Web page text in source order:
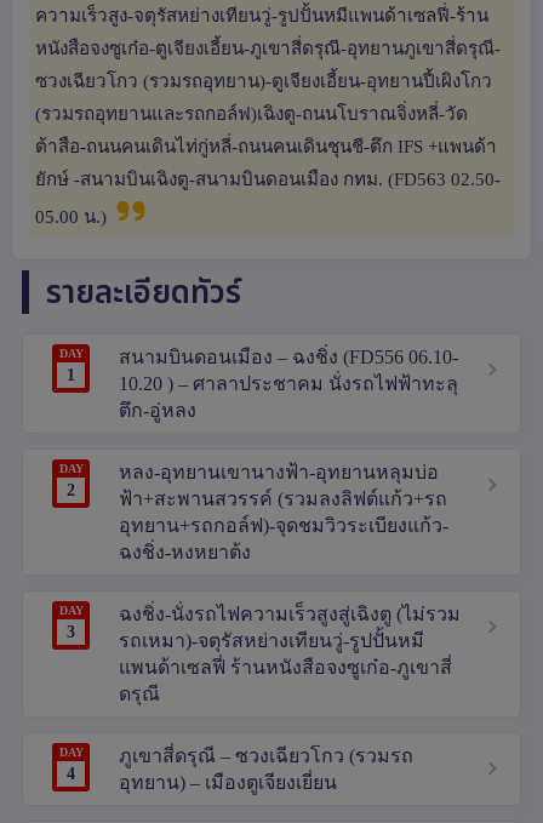
ความเร็วสูง-จตุรัสหย่างเทียนวู่-รูปปั้นหมีแพนด้าเซลฟี่-ร้าน
หนังสือจงซูเก๋อ-ตูเจียงเอี้ยน-ภูเขาสี่ดรุณี-อุทยานภูเขาสี่ดรุณี-
ซวงเฉียวโกว (รวมรถอุทยาน)-ตูเจียงเอี้ยน-อุทยานปี้เผิงโกว
(รวมรถอุทยานและรถกอล์ฟ)เฉิงตู-ถนนโบราณจิ่งหลี่-วัด
ต้าสือ-ถนนคนเดินไท่กู่หลี่-ถนนคนเดินชุนชี-ตึก IFS +แพนด้า
ยักษ์ -สนามบินเฉิงตู-สนามบินดอนเมือง กทม. (FD563 02.50-
05.00 น.)
รายละเอียดทัวร์
DAY
1
สนามบินดอนเมือง – ฉงชิ่ง (FD556 06.10-
10.20 ) – ศาลาประชาคม นั่งรถไฟฟ้าทะลุ
ตึก-อู่หลง
DAY
2
หลง-อุทยานเขานางฟ้า-อุทยานหลุมบ่อ
ฟ้า+สะพานสวรรค์ (รวมลงลิฟต์แก้ว+รถ
อุทยาน+รถกอล์ฟ)-จุดชมวิวระเบียงแก้ว-
ฉงชิ่ง-หงหยาต้ง
DAY
3
ฉงชิ่ง-นั่งรถไฟความเร็วสูงสู่เฉิงตู (ไม่รวม
รถเหมา)-จตุรัสหย่างเทียนวู่-รูปปั้นหมี
แพนด้าเซลฟี่ ร้านหนังสือจงซูเก๋อ-ภูเขาสี่
ดรุณี
DAY
4
ภูเขาสี่ดรุณี – ซวงเฉียวโกว (รวมรถ
อุทยาน) – เมืองตูเจียงเยี่ยน